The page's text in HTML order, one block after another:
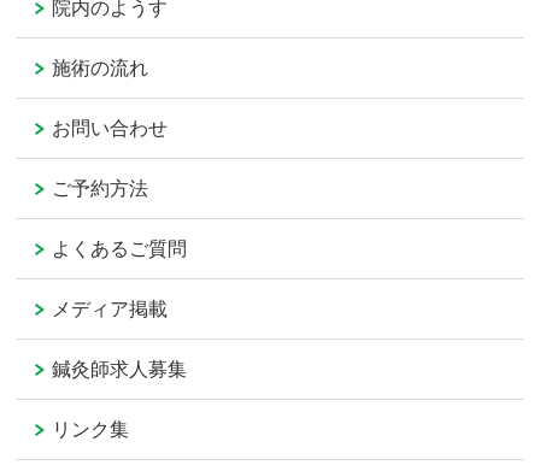
院内のようす
施術の流れ
お問い合わせ
ご予約方法
よくあるご質問
メディア掲載
鍼灸師求人募集
リンク集